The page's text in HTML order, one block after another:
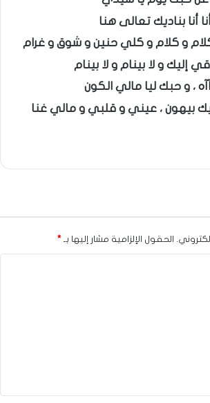
أنا أنا بناديك تعالى هنا
و كلام و كلي حنين و شوق و غرام
إليك و لا بينام و لا بينام
، و حبك ليا مالي الكون
بيهون ، عيني و قلبي و مالي غنا
الحقول الإلزامية مشار إليها بـ *